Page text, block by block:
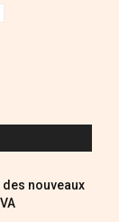
nouveaux